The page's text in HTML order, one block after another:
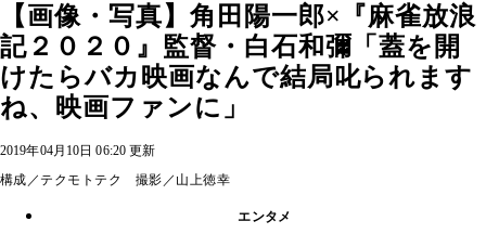
【画像・写真】角田陽一郎×『麻雀放浪
記２０２０』監督・白石和彌「蓋を開
けたらバカ映画なんで結局叱られます
ね、映画ファンに」
2019年04月10日 06:20 更新
構成／テクモトテク 撮影／山上徳幸
エンタメ